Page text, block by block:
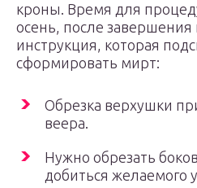
кроны. Время для
осень, после завершения
инструкция, которая
сформировать мирт:
Обрезка верхушки
веера.
Нужно обрезать
добиться желаемого